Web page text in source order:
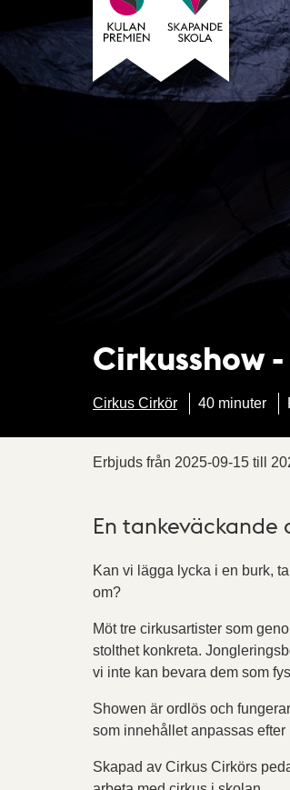
Cirkusshow
Cirkus Cirkör 40 minuter
Erbjuds från 2025-09-15 till
En tankeväckande
Kan vi lägga lycka i en burk,
om?
Möt tre cirkusartister som
stolthet konkreta.
vi inte kan bevara dem som
Showen är ordlös och
som innehållet anpassas efter
Skapad av Cirkus Cirkörs